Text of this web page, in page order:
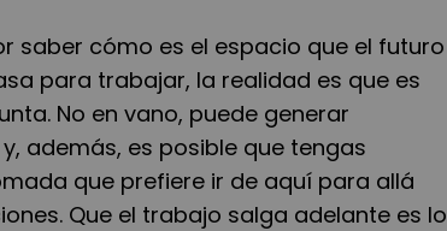
saber cómo es el espacio que el futuro
para trabajar, la realidad es que es
No en vano, puede generar
además, es posible que tengas
que prefiere ir de aquí para allá
Que el trabajo salga adelante es lo